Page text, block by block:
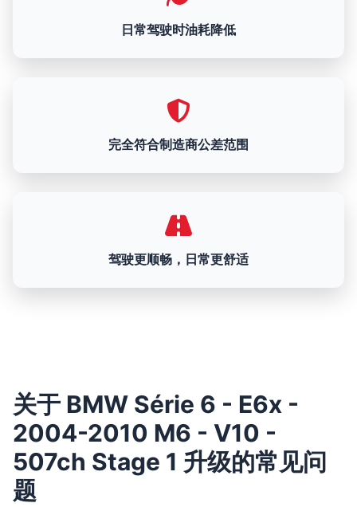
日常驾驶时油耗降低
完全符合制造商公差范围
驾驶更顺畅，日常更舒适
关于 BMW Série 6 - E6x -
2004-2010 M6 - V10 -
507ch Stage 1 升级的常见问
题